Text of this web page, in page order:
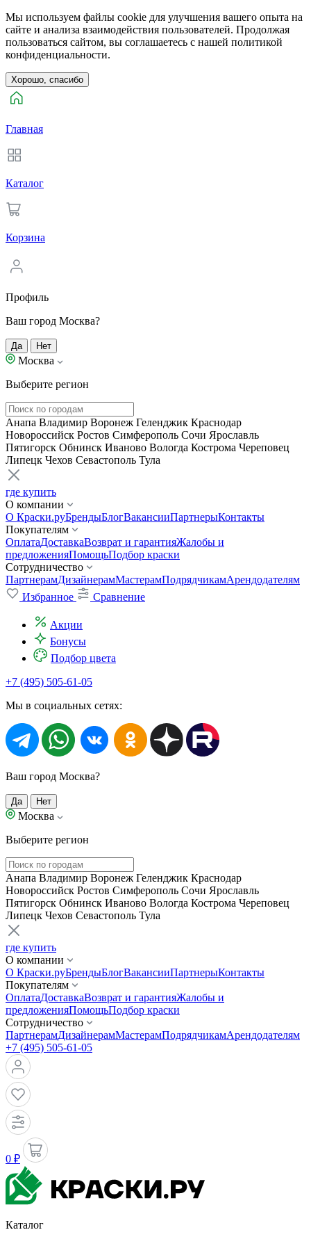
Мы используем файлы cookie для улучшения вашего опыта на
сайте и анализа взаимодействия пользователей. Продолжая
пользоваться сайтом, вы соглашаетесь с нашей политикой
конфиденциальности.
Хорошо, спасибо
Главная
Каталог
Корзина
Профиль
Ваш город Москва?
Да Нет
Москва
Выберите регион
Анапа Владимир Воронеж Геленджик Краснодар
Новороссийск Ростов Симферополь Сочи Ярославль
Пятигорск Обнинск Иваново Вологда Кострома Череповец
Липецк Чехов Севастополь Тула
где купить
О компании
О Краски.руБрендыБлогВакансииПартнерыКонтакты
Покупателям
ОплатаДоставкаВозврат и гарантияЖалобы и
предложенияПомощьПодбор краски
Сотрудничество
ПартнерамДизайнерамМастерамПодрядчикамАрендодателям
Избранное
Сравнение
Акции
Бонусы
Подбор цвета
+7 (495) 505-61-05
Мы в социальных сетях:
Ваш город Москва?
Да Нет
Москва
Выберите регион
Анапа Владимир Воронеж Геленджик Краснодар
Новороссийск Ростов Симферополь Сочи Ярославль
Пятигорск Обнинск Иваново Вологда Кострома Череповец
Липецк Чехов Севастополь Тула
где купить
О компании
О Краски.руБрендыБлогВакансииПартнерыКонтакты
Покупателям
ОплатаДоставкаВозврат и гарантияЖалобы и
предложенияПомощьПодбор краски
Сотрудничество
ПартнерамДизайнерамМастерамПодрядчикамАрендодателям
+7 (495) 505-61-05
0 ₽
Каталог